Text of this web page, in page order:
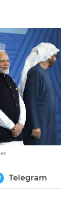
Telegram